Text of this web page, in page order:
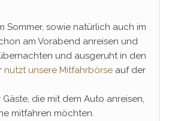
Sommer, sowie natürlich auch im
am Vorabend anreisen und
und ausgeruht in den
nutzt unsere Mitfahrbörse auf der
die mit dem Auto anreisen,
mitfahren möchten.